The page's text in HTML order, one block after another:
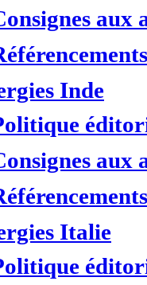
aux
Inde
aux
Italie